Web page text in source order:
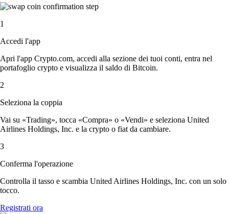
1
Accedi l'app
Apri l'app Crypto.com, accedi alla sezione dei tuoi conti, entra nel
portafoglio crypto e visualizza il saldo di Bitcoin.
2
Seleziona la coppia
Vai su «Trading», tocca «Compra» o «Vendi» e seleziona United
Airlines Holdings, Inc. e la crypto o fiat da cambiare.
3
Conferma l'operazione
Controlla il tasso e scambia United Airlines Holdings, Inc. con un solo
tocco.
Registrati ora